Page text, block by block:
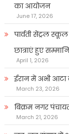
का आयोजन
June 17, 2026
पार्वती सेंट्रल स्कूल
छात्राएं हुए
April 1, 2026
ईरान में अभी आटा
March 23, 2026
बिक्रम नगर
March 21, 2026